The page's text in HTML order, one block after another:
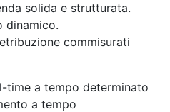
solida e strutturata.
dinamico.
commisurati
a tempo determinato
a tempo